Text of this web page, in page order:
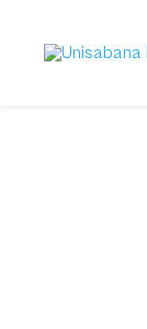
contenido
principal